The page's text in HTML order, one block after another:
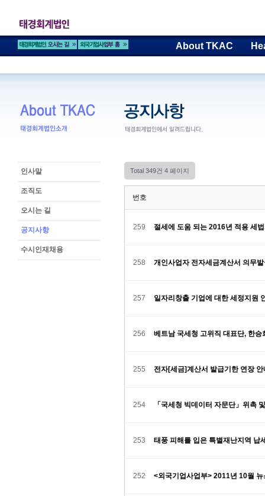
About TKAC
인사말
조직도
오시는 길
공지사항
수시인재채용
Total 349건 4 페이지
번호
259 절세에 도움 되는 2016년 적용 세
258 개인사업자 전자세금계산서 의무
257 일자리창출 기업에 대한 세정지원
256 베트남 국세청 고위직 대표단, 한
255 전자[세금]계산서 발급기한 연장
254 「국세청 빅데이터 자문단」위촉
253 태풍 피해를 입은 특별재난지역
252 <외국기업사업부> 2011년 10월